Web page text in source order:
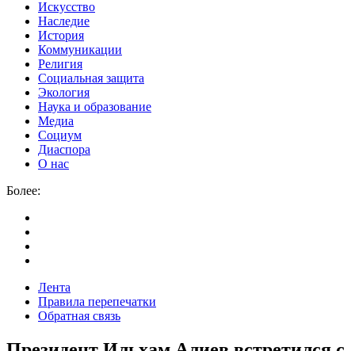
Искусство
Наследие
История
Коммуникации
Религия
Социальная защита
Экология
Наука и образование
Медиа
Социум
Диаспора
О нас
Более:
Лента
Правила перепечатки
Обратная связь